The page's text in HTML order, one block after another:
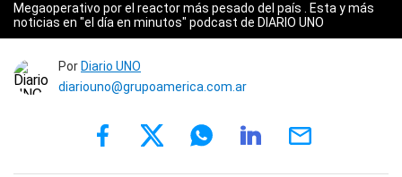
Megaoperativo por el reactor más pesado del país . Esta y más
noticias en "el día en minutos" podcast de DIARIO UNO
Por Diario UNO
diariouno@grupoamerica.com.ar